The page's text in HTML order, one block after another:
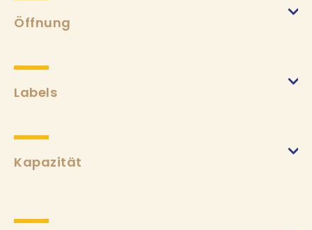
Öffnung
Labels
Kapazität